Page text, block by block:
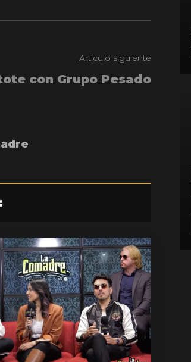
Artículo siguiente
con Grupo Pesado